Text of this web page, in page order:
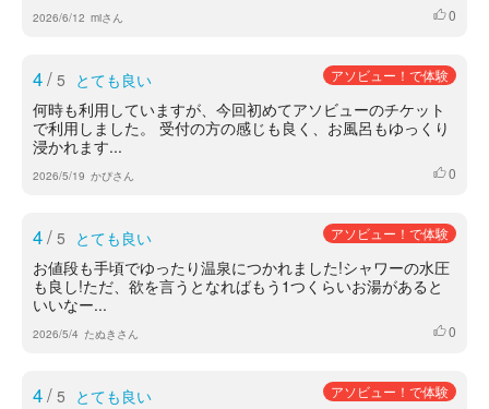
2026/6/12 miさん いいね
0
4/ 5 とても良い アソビュー！で体験
何時も利用していますが、今回初めてアソビューのチケット
で利用しました。 受付の方の感じも良く、お風呂もゆっくり
浸かれます...
2026/5/19 かぴさん いいね
0
4/ 5 とても良い アソビュー！で体験
お値段も手頃でゆったり温泉につかれました!シャワーの水圧
も良し!ただ、欲を言うとなればもう1つくらいお湯があると
いいなー...
2026/5/4 たぬきさん いいね
0
4/ 5 とても良い アソビュー！で体験